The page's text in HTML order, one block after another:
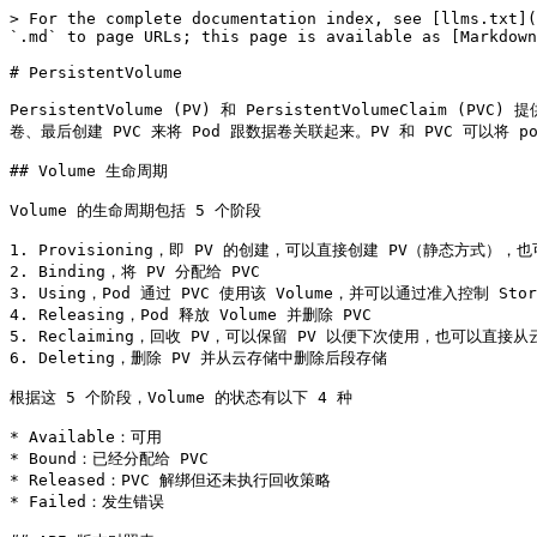
> For the complete documentation index, see [llms.txt](https://kubernetes.feisky.xyz/llms.txt). Markdown versions of documentation pages are available by appending `.md` to page URLs; this page is available as [Markdown](https://kubernetes.feisky.xyz/concepts/objects/persistent-volume.md).

# PersistentVolume

PersistentVolume (PV) 和 PersistentVolumeClaim (PVC) 提供了方便的持久化卷：PV 提供网络存储资源，而 PVC 请求存储资源。这样，设置持久化的工作流包括配置底层文件系统或者云数据卷、创建持久性数据卷、最后创建 PVC 来将 Pod 跟数据卷关联起来。PV 和 PVC 可以将 pod 和数据卷解耦，pod 不需要知道确切的文件系统或者支持它的持久化引擎。

## Volume 生命周期

Volume 的生命周期包括 5 个阶段

1. Provisioning，即 PV 的创建，可以直接创建 PV（静态方式），也可以使用 StorageClass 动态创建
2. Binding，将 PV 分配给 PVC
3. Using，Pod 通过 PVC 使用该 Volume，并可以通过准入控制 StorageObjectInUseProtection（1.9 及以前版本为 PVCProtection）阻止删除正在使用的 PVC
4. Releasing，Pod 释放 Volume 并删除 PVC
5. Reclaiming，回收 PV，可以保留 PV 以便下次使用，也可以直接从云存储中删除
6. Deleting，删除 PV 并从云存储中删除后段存储

根据这 5 个阶段，Volume 的状态有以下 4 种

* Available：可用
* Bound：已经分配给 PVC
* Released：PVC 解绑但还未执行回收策略
* Failed：发生错误

## API 版本对照表

| Kubernetes 版本 | PV/PVC 版本 | StorageClass 版本        |
| ------------- | --------- | ---------------------- |
| v1.5-v1.6     | core/v1   | storage.k8s.io/v1beta1 |
| v1.7+         | core/v1   | storage.k8s.io/v1      |

## PV

PersistentVolume（PV）是集群之中的一块网络存储。跟 Node 一样，也是集群的资源。PV 跟 Volume (卷) 类似，不过会有独立于 Pod 的生命周期。比如一个 NFS 的 PV 可以定义为

```yaml
apiVersion: v1
kind: PersistentVolume
metadata:
  name: pv0003
spec:
  capacity:
    storage: 5Gi
  accessModes:
    - ReadWriteOnce
  persistentVolumeReclaimPolicy: Recycle
  nfs:
    path: /tmp
    server: 172.17.0.2
```

PV 的访问模式（accessModes）有三种：

* ReadWriteOnce（RWO）：是最基本的方式，可读可写，但只支持被单个节点挂载。
* ReadOnlyMany（ROX）：可以以只读的方式被多个节点挂载。
* ReadWriteMany（RWX）：这种存储可以以读写的方式被多个节点共享。不是每一种存储都支持这三种方式，像共享方式，目前支持的还比较少，比较常用的是 NFS。在 PVC 绑定 PV 时通常根据两个条件来绑定，一个是存储的大小，另一个就是访问模式。

PV 的回收策略（persistentVolumeReclaimPolicy，即 PVC 释放卷的时候 PV 该如何操作）也有三种

* Retain，不清理, 保留 Volume（需要手动清理）
* Recycle，删除数据，即 `rm -rf /thevolume/*`（只有 NFS 和 HostPath 支持）
* Delete，删除存储资源，比如删除 AWS EBS 卷（只有 AWS EBS, GCE PD, Azure Disk 和 Cinder 支持）

## StorageClass

上面通过手动的方式创建了一个 NFS Volume，这在管理很多 Volume 的时候不太方便。Kubernetes 还提供了 [StorageClass](https://kubernetes.io/docs/user-guide/persistent-volumes/#storageclasses) 来动态创建 PV，不仅节省了管理员的时间，还可以封装不同类型的存储供 PVC 选用。

StorageClass 包括四个部分

* provisioner：指定 Volume 插件的类型，包括内置插件（如 `kubernetes.io/glusterfs`）和外部插件（如 [external-storage](https://github.com/kubernetes-incubator/external-storage/tree/master/ceph/cephfs) 提供的 `ceph.com/cephfs`）。
* mountOptions：指定挂载选项，当 PV 不支持指定的选项时会直接失败。比如 NFS 支持 `hard` 和 `nfsvers=4.1` 等选项。
* parameters：指定 provisioner 的选项，比如 `kubernetes.io/aws-ebs` 支持 `type`、`zone`、`iopsPerGB` 等参